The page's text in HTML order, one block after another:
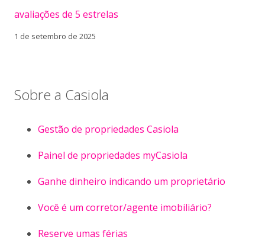
avaliações de 5 estrelas
1 de setembro de 2025
Sobre a Casiola
Gestão de propriedades Casiola
Painel de propriedades myCasiola
Ganhe dinheiro indicando um proprietário
Você é um corretor/agente imobiliário?
Reserve umas férias